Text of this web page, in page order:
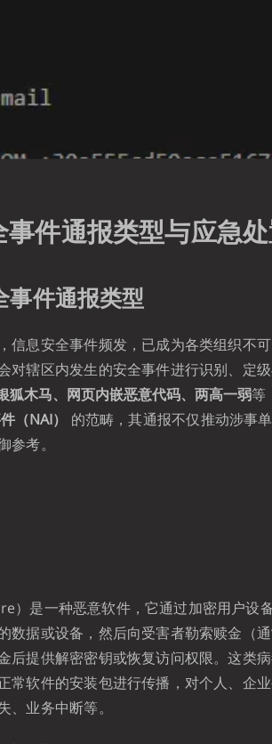
件通报类型与应急
事件通报类型
信息安全事件频发，已成为各类组织不
对辖区内发生的安全事件进行识别、定
狐木马、⽹⻚内嵌恶意代码、两⾼⼀弱等
（NAI）
的范畴，其通报不仅推动涉事
参考。
）是一种恶意软件，它通过加密用户设
数据或设备，然后向受害者勒索赎金（
后提供解密密钥或恢复访问权限。这类
常软件的安装包进行传播，对个人、企
、业务中断等。